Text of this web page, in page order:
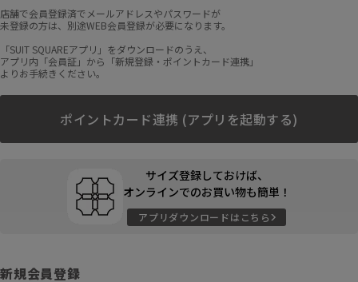
店舗で会員登録済でメールアドレスやパスワードが
未登録の方は、別途WEB会員登録が必要になります。
「SUIT SQUAREアプリ」をダウンロードのうえ、
アプリ内「会員証」から「新規登録・ポイントカード連携」
よりお手続きください。
ポイントカード連携 (アプリを起動する)
サイズ登録しておけば、
オンラインでのお買い物も簡単！
アプリダウンロードはこちら
新規会員登録